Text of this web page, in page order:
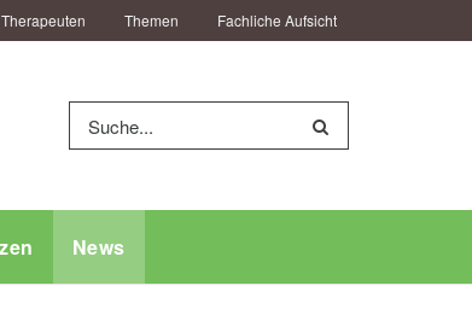
Therapeuten Themen Fachliche Aufsicht
News